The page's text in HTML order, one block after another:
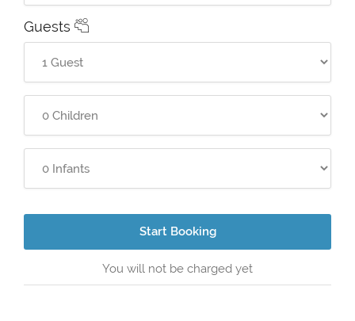
Guests
Start Booking
You will not be charged yet